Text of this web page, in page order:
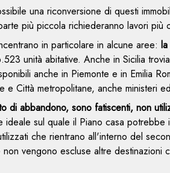
una riconversione di questi
più piccola richiederanno lavori più
in particolare in alcune aree:
unità abitative. Anche in Sicilia
anche in Piemonte e in Emilia
e Città metropolitane, anche ministeri
di abbandono, sono fatiscenti, non
sul quale il Piano casa
che rientrano all'interno del
vengono escluse altre destinazioni